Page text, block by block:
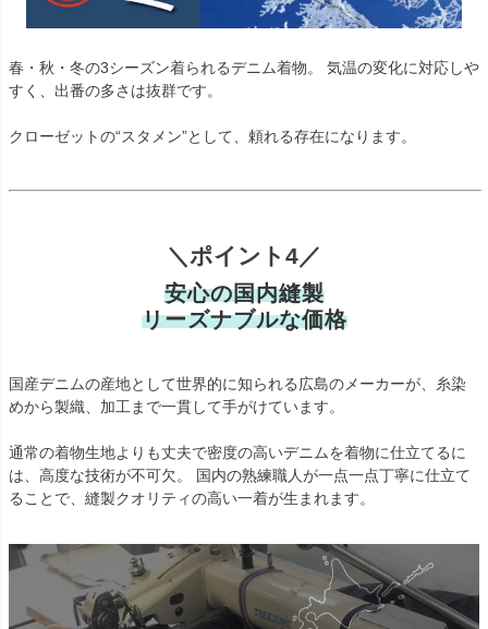
春・秋・冬の3シーズン着られるデニム着物。 気温の変化に対応しや
すく、出番の多さは抜群です。
クローゼットの“スタメン”として、頼れる存在になります。
＼ポイント4／
安心の国内縫製
リーズナブルな価格
国産デニムの産地として世界的に知られる広島のメーカーが、糸染
めから製織、加工まで一貫して手がけています。
通常の着物生地よりも丈夫で密度の高いデニムを着物に仕立てるに
は、高度な技術が不可欠。 国内の熟練職人が一点一点丁寧に仕立て
ることで、縫製クオリティの高い一着が生まれます。